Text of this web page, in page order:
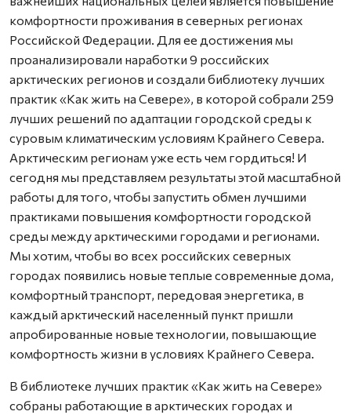
комфортности проживания в северных регионах
Российской Федерации. Для ее достижения мы
проанализировали наработки 9 российских
арктических регионов и создали библиотеку лучших
практик «Как жить на Севере», в которой собрали 259
лучших решений по адаптации городской среды к
суровым климатическим условиям Крайнего Севера.
Арктическим регионам уже есть чем гордиться! И
сегодня мы представляем результаты этой масштабной
работы для того, чтобы запустить обмен лучшими
практиками повышения комфортности городской
среды между арктическими городами и регионами.
Мы хотим, чтобы во всех российских северных
городах появились новые теплые современные дома,
комфортный транспорт, передовая энергетика, в
каждый арктический населенный пункт пришли
апробированные новые технологии, повышающие
комфортность жизни в условиях Крайнего Севера.
В библиотеке лучших практик «Как жить на Севере»
собраны работающие в арктических городах и